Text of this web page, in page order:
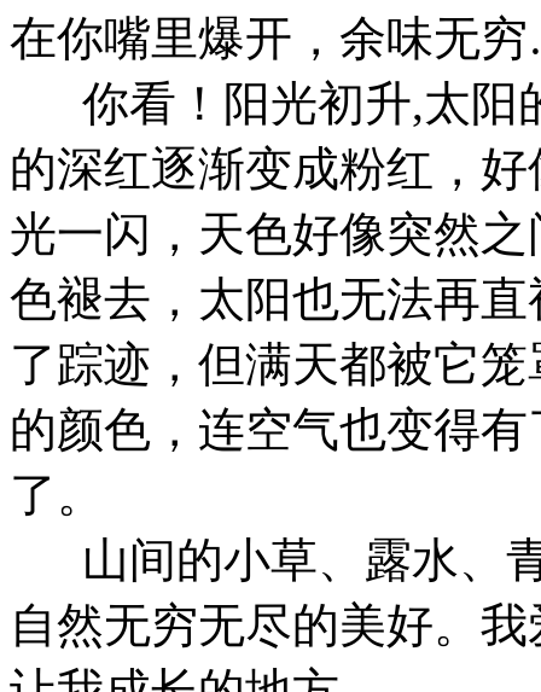
在你嘴里爆开，余味无
你看！阳光初升,太阳
的深红逐渐变成粉红，
光一闪，天色好像突然
色褪去，太阳也无法再
了踪迹，但满天都被它
的颜色，连空气也变得
了。
山间的小草、露水、
自然无穷无尽的美好。